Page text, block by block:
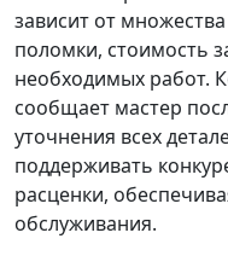
зависит от
поломки, стоимость
необходимых работ.
сообщает мастер
уточнения всех
поддерживать
расценки,
обслуживания.